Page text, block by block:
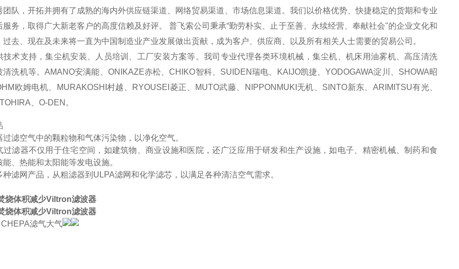
团队，开拓并拥有了成熟的海内外供应链渠道、网络贸易渠道、市场信息渠道。我们以价格优势、快捷稳定的货期和专业
服务，取得广大新老客户的高度信赖及好评。 普飞索公司秉承“勤劳朴实、止于至善、永续经营、奉献社会"的企业文化和
过去、现在及未来将一直为中国制造业产业发展做出贡献，成为客户、供应商、以及所有相关人士需要的贸易公司。
技术支持，集尘机安装、人员培训、工厂安装方案等。我司专业代理各类环境机械，集尘机、机床用油雾机、高压清洗
清洗机等。AMANO安满能、ONIKAZE赤松、CHIKO智科、SUIDEN瑞电、KAIJO凯捷、YODOGAWA淀川、SHOWA昭
欧姆电机、MURAKOSHI村越、RYOUSEI菱正、MUTO武藤、NIPPONMUKI无机、SINTO新东、ARIMITSU有光、
、O-DEN。
滤空气中的颗粒物和气体污染物，以净化空气。
过滤器不仅用于住宅空间，如建筑物、商业设施和医院，还广泛应用于研发和生产设施，如电子、精密机械、制药和食
、热能和太阳能等发电设施。
种滤网产品，从粗滤器到ULPA滤网和化学滤芯，以满足各种清洁空气需求。
烧体积减少Viltron滤波器
烧体积减少Viltron滤波器
滤气大气